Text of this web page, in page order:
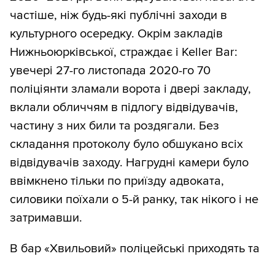
частіше, ніж будь-які публічні заходи в
культурного осередку. Окрім закладів
Нижньоюрківської, страждає і Keller Bar:
увечері 27-го листопада 2020-го 70
поліціянти зламали ворота і двері закладу,
вклали обличчям в підлогу відвідувачів,
частину з них били та роздягали. Без
складання протоколу було обшукано всіх
відвідувачів заходу. Нагрудні камери було
ввімкнено тільки по приїзду адвоката,
силовики поїхали о 5-й ранку, так нікого і не
затримавши.
В бар «Хвильовий» поліцейські приходять та